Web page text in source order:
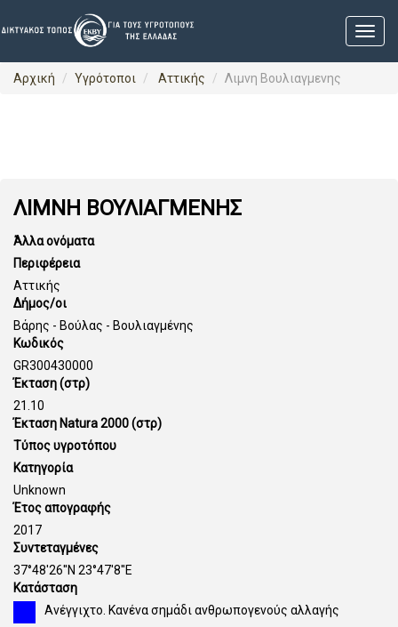
Αρχική Υγρότοποι Αττικής Λιμνη Βουλιαγμενης
ΛΙΜΝΗ ΒΟΥΛΙΑΓΜΕΝΗΣ
Άλλα ονόματα
Περιφέρεια
Αττικής
Δήμος/οι
Βάρης - Βούλας - Βουλιαγμένης
Κωδικός
GR300430000
Έκταση (στρ)
21.10
Έκταση Natura 2000 (στρ)
Τύπος υγροτόπου
Κατηγορία
Unknown
Έτος απογραφής
2017
Συντεταγμένες
37°48'26''N 23°47'8''E
Κατάσταση
Ανέγγιχτο. Κανένα σημάδι ανθρωπογενούς αλλαγής